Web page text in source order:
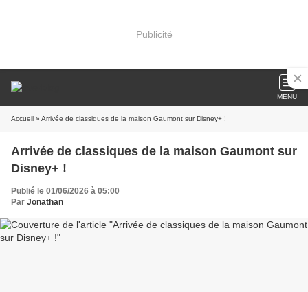
Publicité
MENU
Accueil » Arrivée de classiques de la maison Gaumont sur Disney+ !
Arrivée de classiques de la maison Gaumont sur
Disney+ !
Publié le 01/06/2026 à 05:00
Par Jonathan